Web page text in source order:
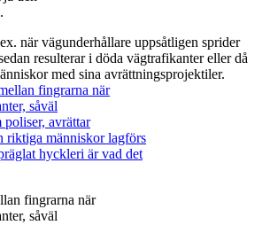
när vägunderhållare uppsåtligen sprider
resulterar i döda vägtrafikanter eller då
med sina avrättningsprojektiler.
fingrarna när
såväl